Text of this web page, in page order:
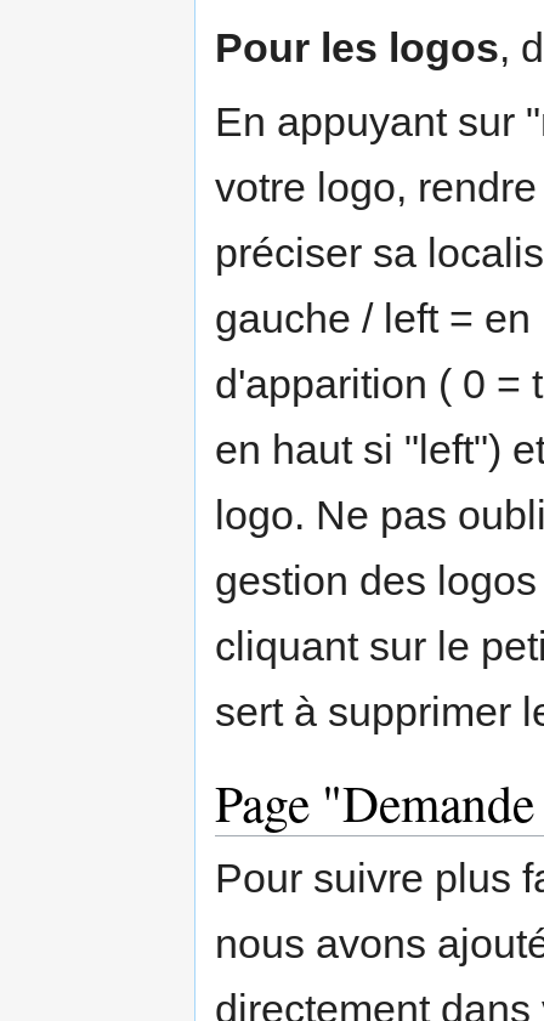
Pour les logos,
En appuyant sur
votre logo,
préciser sa
gauche / left =
d'apparition ( 0 =
en haut si "left")
logo. Ne pas
gestion des
cliquant sur le
sert à supprimer
Page
Pour suivre plus
nous avons
directement